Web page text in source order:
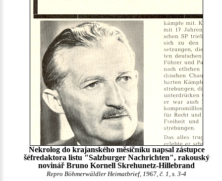
Nekrolog do krajanského měsíčníku napsal zástupce
šéfredaktora listu "Salzburger Nachrichten", rakouský
novinář Bruno Kornell Skrehunetz-Hillebrand
Repro Böhmerwäldler Heimatbrief, 1967, č. 1, s. 3-4